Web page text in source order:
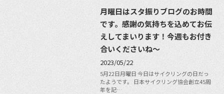
月曜日はスタ振りブログのお時間
です。感謝の気持ちを込めてお伝
えしてまいります！今週もお付き
合いくださいね〜
2023/05/22
5月22日月曜日 今日はサイクリングの日だっ
たようです。 日本サイクリング協会創立45周
年を記…